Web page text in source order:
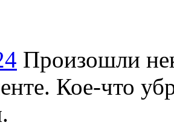
Произошли
Кое-что